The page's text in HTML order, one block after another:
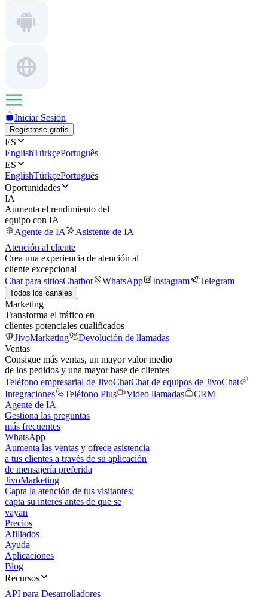
Iniciar Sesión
Regístrese gratis
ES
EnglishTürkçePortuguês
ES
EnglishTürkçePortuguês
Oportunidades
IA
Aumenta el rendimiento del
equipo con IA
Agente de IA
Asistente de IA
Atención al cliente
Crea una experiencia de atención al
cliente excepcional
Chat para sitiosChatbot WhatsApp Instagram Telegram
Todos los canales
Marketing
Transforma el tráfico en
clientes potenciales cualificados
JivoMarketing
Devolución de llamadas
Ventas
Consigue más ventas, un mayor valor medio
de los pedidos y una mayor base de clientes
Teléfono empresarial de JivoChatChat de equipos de JivoChat
Integraciones
Teléfono Plus Video llamadas
CRM
Agente de IA
Gestiona las preguntas
más frecuentes
WhatsApp
Aumenta las ventas y ofrece asistencia
a tus clientes a través de su aplicación
de mensajería preferida
JivoMarketing
Capta la atención de tus visitantes:
capta su interés antes de que se
vayan
Precios
Afiliados
Ayuda
Aplicaciones
Blog
Recursos
API para Desarrolladores